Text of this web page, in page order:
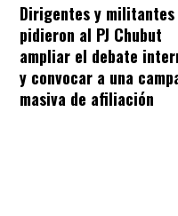
Dirigentes y militantes
pidieron al PJ Chubut
ampliar el debate
y convocar a una
masiva de afiliación